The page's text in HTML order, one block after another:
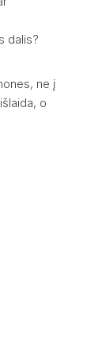
dalis?
ne į
o